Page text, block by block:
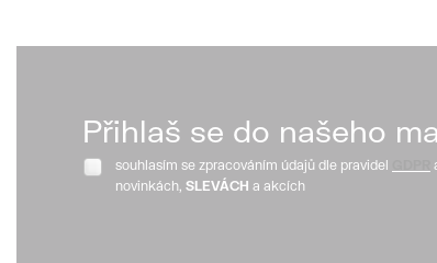
Přihlaš se do našeho
souhlasím se zpracováním údajů dle pravidel
novinkách, SLEVÁCH a akcích